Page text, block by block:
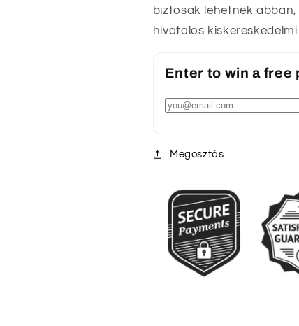
biztosak lehetnek
hivatalos
Enter to win a free
Megosztás